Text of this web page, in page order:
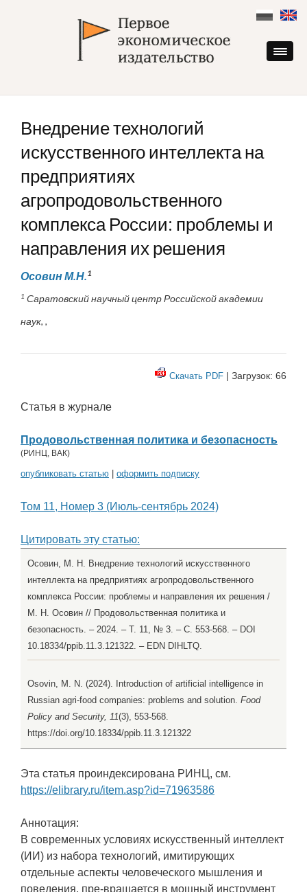
content
Внедрение технологий
искусственного интеллекта на
предприятиях
агропродовольственного
комплекса России: проблемы и
направления их решения
Осовин М.Н.1
1 Саратовский научный центр Российской академии
наук, ,
Скачать PDF | Загрузок: 66
Статья в журнале
Продовольственная политика и безопасность
(РИНЦ, ВАК)
опубликовать статью оформить подписку
Том 11, Номер 3 (Июль-сентябрь 2024)
Цитировать эту статью:
Осовин, М. Н. Внедрение технологий искусственного
интеллекта на предприятиях агропродовольственного
комплекса России: проблемы и направления их решения /
М. Н. Осовин // Продовольственная политика и
безопасность. – 2024. – Т. 11, № 3. – С. 553-568. – DOI
10.18334/ppib.11.3.121322. – EDN DIHLTQ.
Osovin, M. N. (2024). Introduction of artificial intelligence in
Russian agri-food companies: problems and solution. Food
Policy and Security, 11(3), 553-568.
https://doi.org/10.18334/ppib.11.3.121322
Эта статья проиндексирована РИНЦ, см.
https://elibrary.ru/item.asp?id=71963586
Аннотация:
В современных условиях искусственный интеллект
(ИИ) из набора технологий, имитирующих
отдельные аспекты человеческого мышления и
поведения, пре-вращается в мощный инструмент